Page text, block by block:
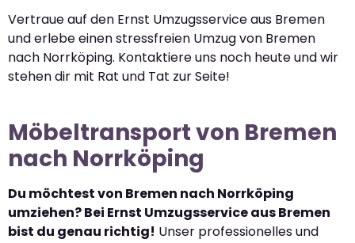
Vertraue auf den Ernst Umzugsservice aus Bremen
und erlebe einen stressfreien Umzug von Bremen
nach Norrköping. Kontaktiere uns noch heute und wir
stehen dir mit Rat und Tat zur Seite!
Möbeltransport von Bremen
nach Norrköping
Du möchtest von Bremen nach Norrköping
umziehen? Bei Ernst Umzugsservice aus Bremen
bist du genau richtig! Unser professionelles und